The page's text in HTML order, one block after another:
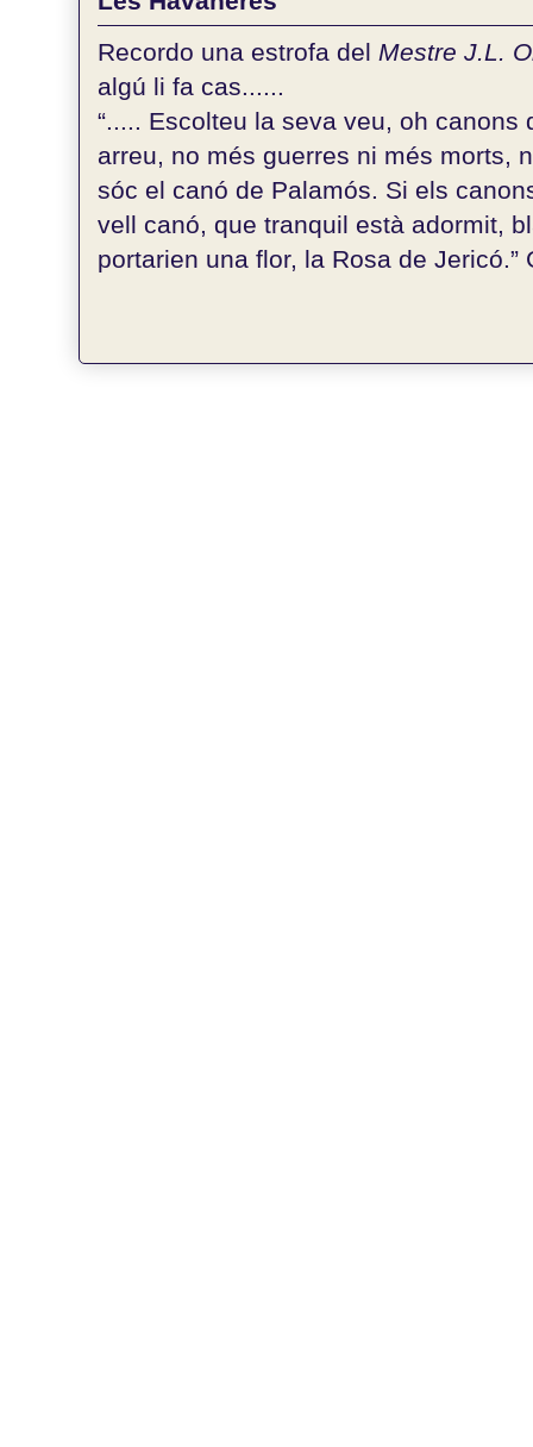
Recordo una estrofa del Mestre J.L.
algú li fa cas......
“..... Escolteu la seva veu, oh
arreu, no més guerres ni més morts,
sóc el canó de Palamós. Si els
vell canó, que tranquil està adormit,
portarien una flor, la Rosa de